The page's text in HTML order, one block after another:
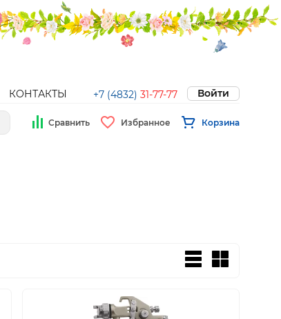
КОНТАКТЫ +7 (4832) 31-77-77 Войти
Сравнить Избранное Корзина